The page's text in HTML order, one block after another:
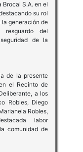
S.A. en el
su rol
la generación de
del
de la
de la presente
el Recinto de
a los
Robles, Diego
Robles,
labor
comunidad de